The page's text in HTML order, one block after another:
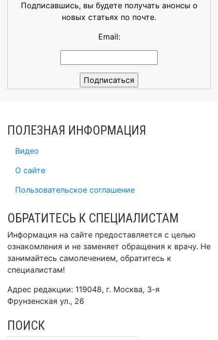
Подписавшись, вы будете получать анонсы о
новых статьях по почте.
Email:
ПОЛЕЗНАЯ ИНФОРМАЦИЯ
Видео
О сайте
Пользовательское соглашение
ОБРАТИТЕСЬ К СПЕЦИАЛИСТАМ
Информация на сайте предоставляется с целью
ознакомления и не заменяет обращения к врачу. Не
занимайтесь самолечением, обратитесь к
специалистам!
Адрес редакции: 119048, г. Москва, 3-я
Фрунзенская ул., 26
ПОИСК